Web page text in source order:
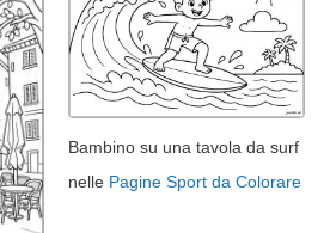
Bambino su una tavola da surf
nelle Pagine Sport da Colorare